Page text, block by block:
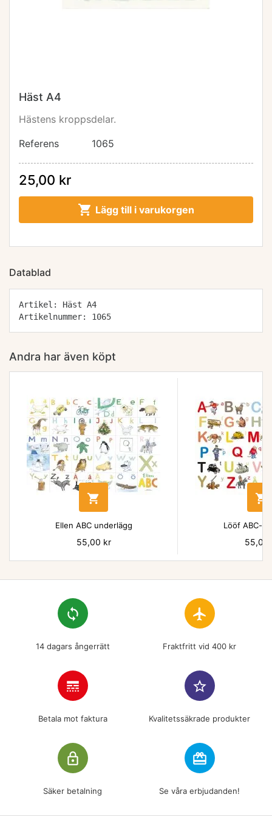
Häst A4
Hästens kroppsdelar.
Referens
1065
25,00 kr
 Lägg till i varukorgen
Datablad
Artikel: Häst A4
Artikelnummer: 1065
Andra har även köpt

Ellen ABC underlägg
Pris
55,00 kr

Lööf ABC-
Pris
55,00
loop
14 dagars ångerrätt
flight
Fraktfritt vid 400 kr
line_style
Betala mot faktura
star_border
Kvalitetssäkrade produkter
lock_outline
Säker betalning
redeem
Se våra erbjudanden!